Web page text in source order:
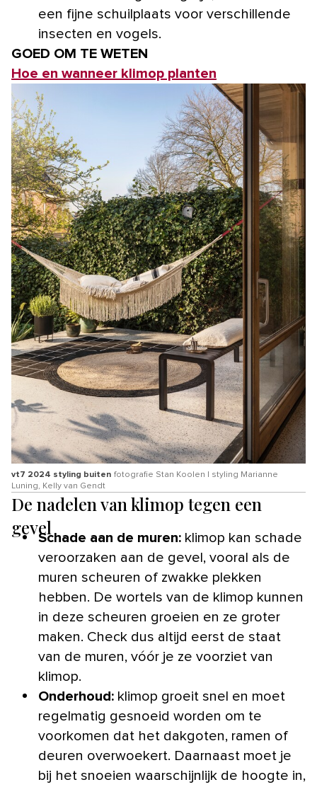
een fijne schuilplaats voor verschillende
insecten en vogels.
GOED OM TE WETEN
Hoe en wanneer klimop planten
vt7 2024 styling buiten fotografie Stan Koolen | styling Marianne
Luning, Kelly van Gendt
De nadelen van klimop tegen een
gevelSchade aan de muren: klimop kan schade
veroorzaken aan de gevel, vooral als de
muren scheuren of zwakke plekken
hebben. De wortels van de klimop kunnen
in deze scheuren groeien en ze groter
maken. Check dus altijd eerst de staat
van de muren, vóór je ze voorziet van
klimop.
Onderhoud: klimop groeit snel en moet
regelmatig gesnoeid worden om te
voorkomen dat het dakgoten, ramen of
deuren overwoekert. Daarnaast moet je
bij het snoeien waarschijnlijk de hoogte in,